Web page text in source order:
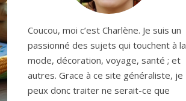
Coucou, moi c’est Charlène. Je suis un
passionné des sujets qui touchent à la
mode, décoration, voyage, santé ; et
autres. Grace à ce site généraliste, je
peux donc traiter ne serait-ce que